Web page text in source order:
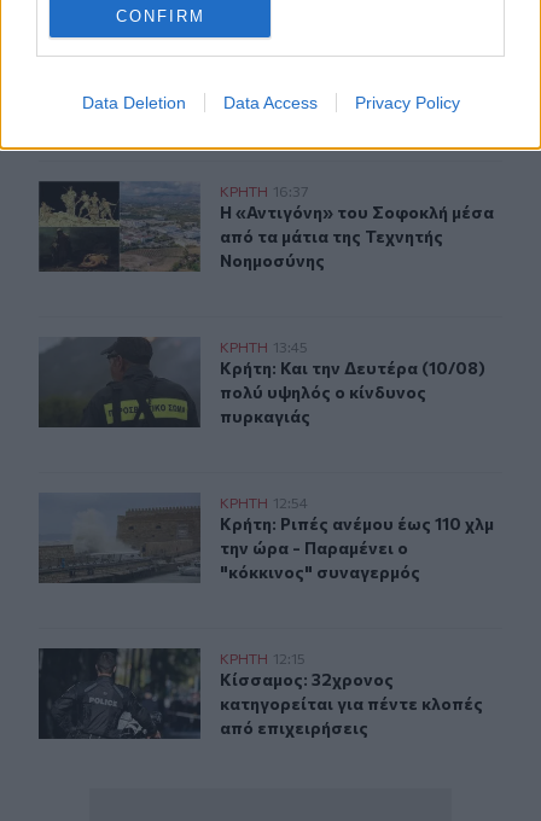
CONFIRM
Data Deletion Data Access Privacy Policy
Θ. Γιάνναρος: «Οι συνεχείς πυρκαγιές μειώνουν
Θ. Γιάνναρος: «Οι συνεχείς
Θ. Γιάνναρος: «Οι συνεχείς
πυρκαγιές μειώνουν δραματικά
αναγέννησης»
Η «Αντιγόνη» του Σοφοκλή μέσα από τα μάτια της
ΚΡΗΤΗ 16:37
Η «Αντιγόνη» του Σοφοκλή μέσα
Η «Αντιγόνη» του Σοφοκλή μέσα
από τα μάτια της Τεχνητής
Νοημοσύνης
Κρήτη: Και την Δευτέρα (10/08) πολύ υψηλός ο
ΚΡΗΤΗ 13:45
Κρήτη: Και την Δευτέρα (10/08)
Κρήτη: Και την Δευτέρα (10/08)
πολύ υψηλός ο κίνδυνος
πυρκαγιάς
Κρήτη: Ριπές ανέμου έως 110 χλμ την ώρα - Παραμένει
ΚΡΗΤΗ 12:54
Κρήτη: Ριπές ανέμου έως 110 χλμ
Κρήτη: Ριπές ανέμου έως 110 χλμ
την ώρα - Παραμένει ο
"κόκκινος" συναγερμός
Κίσσαμος: 32χρονος κατηγορείται για πέντε κλοπές
ΚΡΗΤΗ 12:15
Κίσσαμος: 32χρονος κατηγορείται
Κίσσαμος: 32χρονος
κατηγορείται για πέντε κλοπές
από επιχειρήσεις